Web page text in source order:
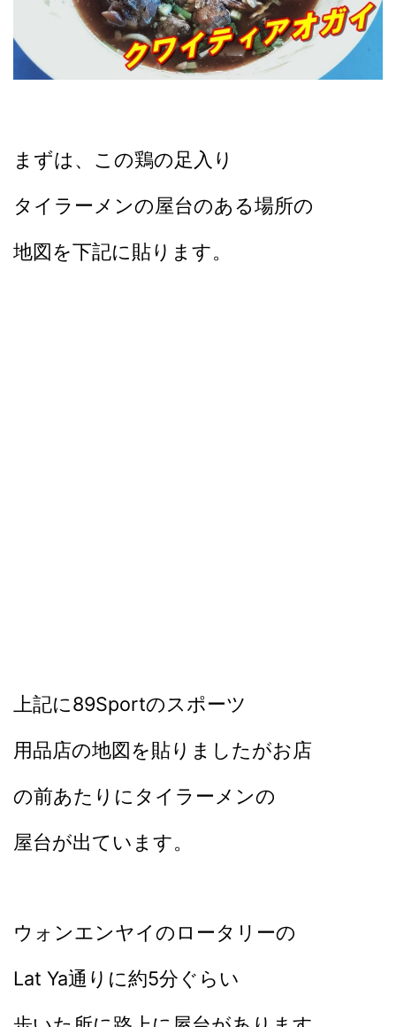
まずは、この鶏の足入り
タイラーメンの屋台のある場所の
地図を下記に貼ります。
上記に89Sportのスポーツ
用品店の地図を貼りましたがお店
の前あたりにタイラーメンの
屋台が出ています。
ウォンエンヤイのロータリーの
Lat Ya通りに約5分ぐらい